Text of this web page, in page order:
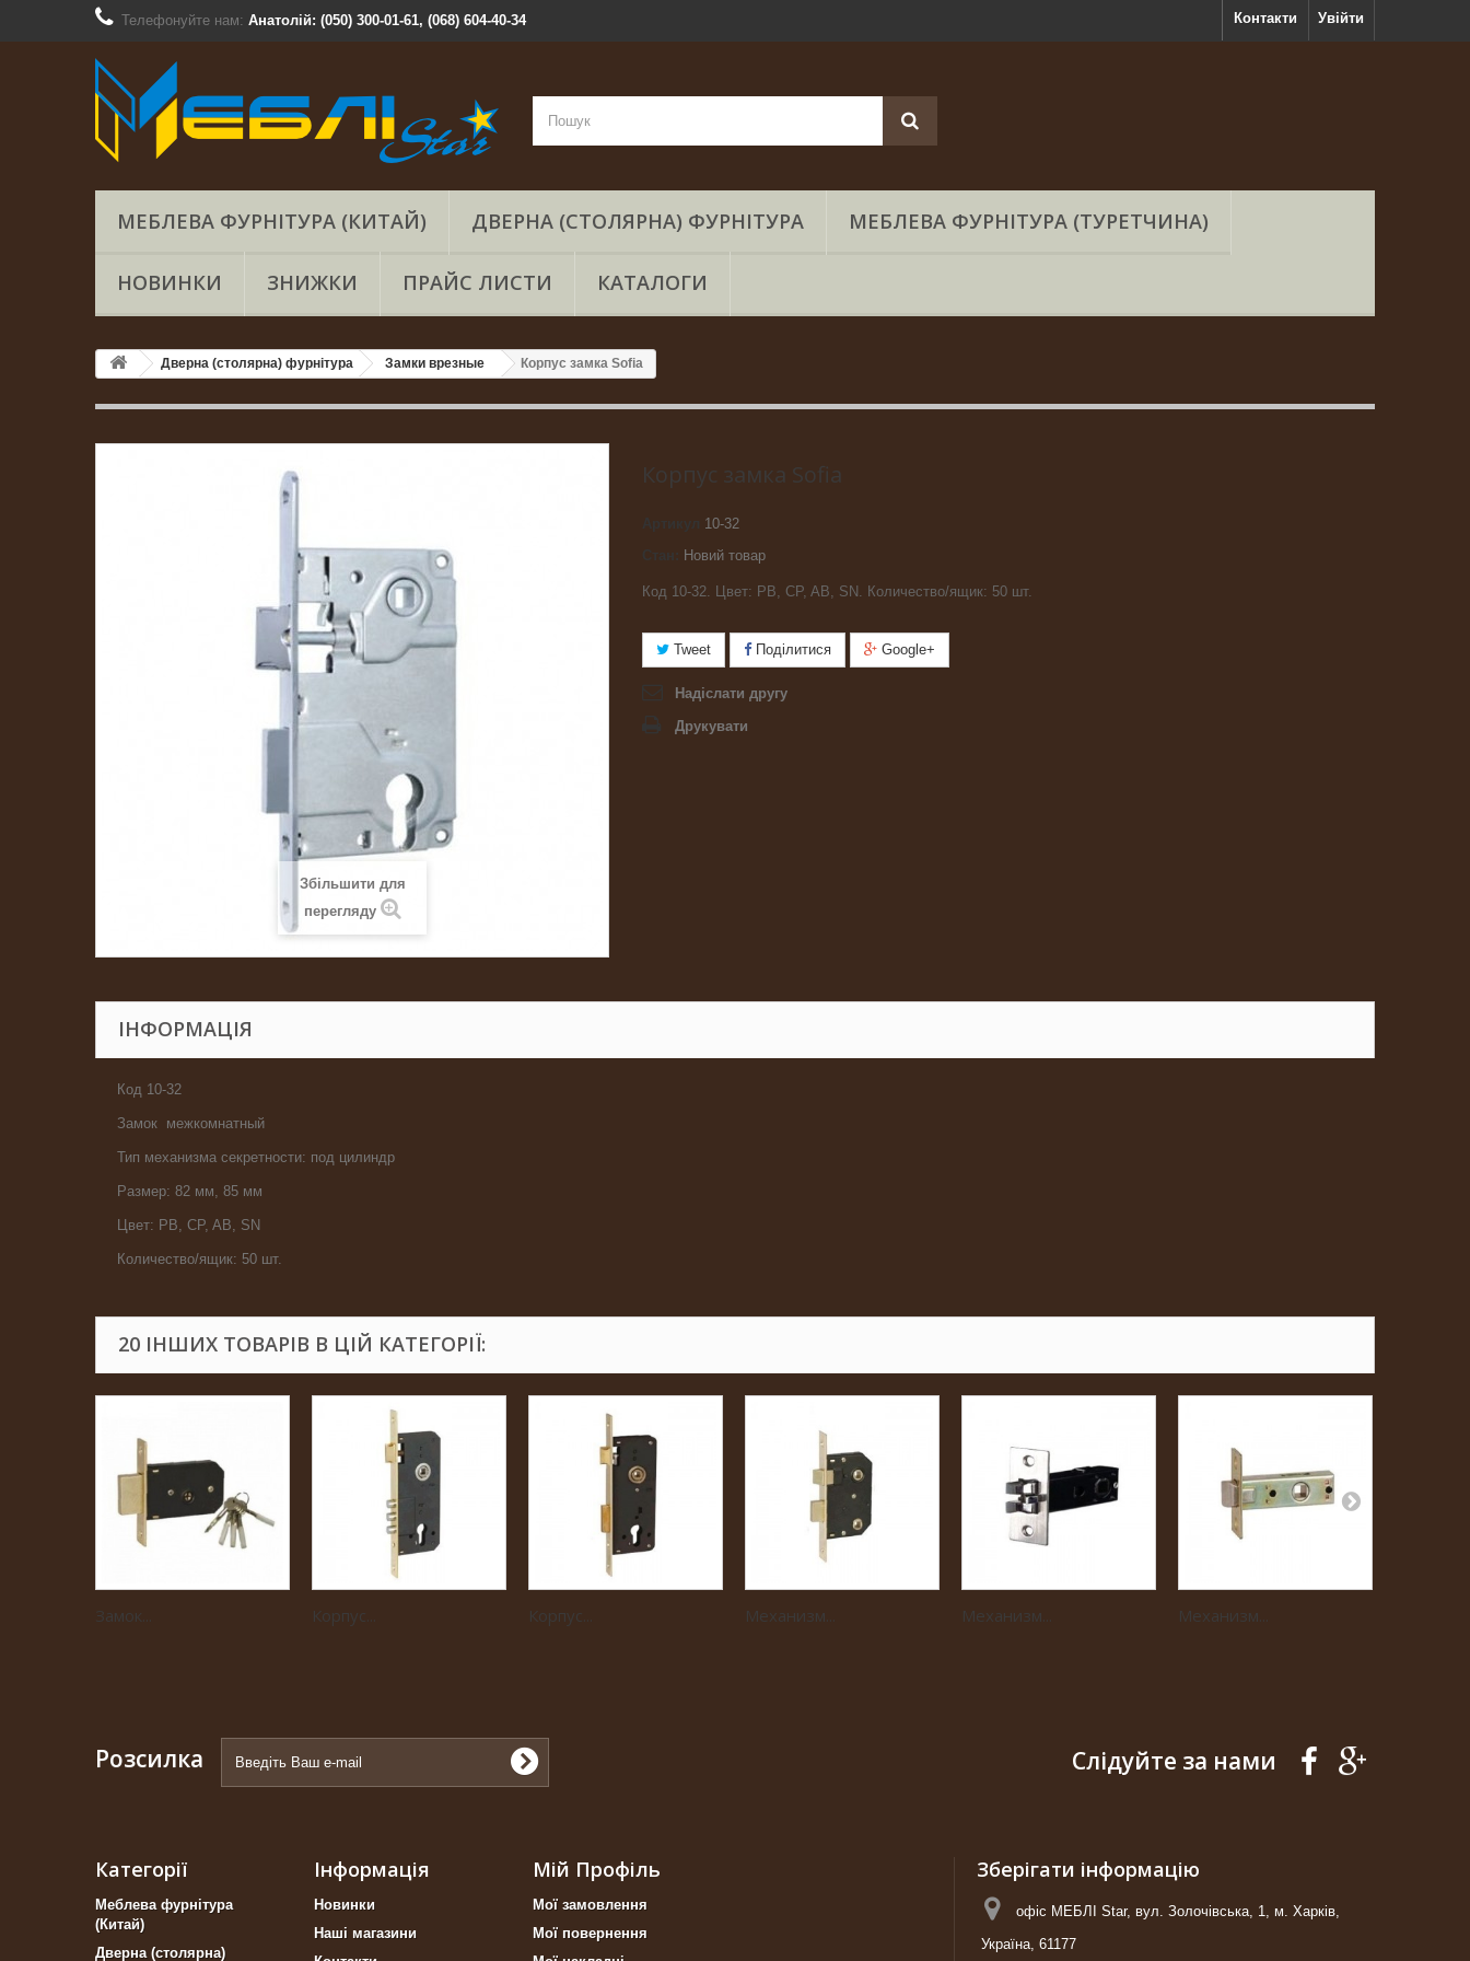
Увійти
Контакти
Телефонуйте нам: Анатолій: (050) 300-01-61, (068) 604-40-34
МЕБЛЕВА ФУРНІТУРА (КИТАЙ) ДВЕРНА (СТОЛЯРНА) ФУРНІТУРА МЕБЛЕВА ФУРНІТУРА (ТУРЕТЧИНА)
НОВИНКИ ЗНИЖКИ ПРАЙС ЛИСТИ КАТАЛОГИ
Дверна (столярна) фурнітура Замки врезные Корпус замка Sofia
Збільшити для
перегляду
Корпус замка Sofia
Артикул
10-32
Новий товар
Код 10-32. Цвет: PB, CP, AB, SN. Количество/ящик: 50 шт.
Tweet Поділитися Google+
Надіслати другу
Друкувати
ІНФОРМАЦІЯ
Код 10-32
Замок межкомнатный
Тип механизма секретности: под цилиндр
Размер: 82 мм, 85 мм
Цвет: PB, CP, AB, SN
Количество/ящик: 50 шт.
20 ІНШИХ ТОВАРІВ В ЦІЙ КАТЕГОРІЇ:
Замок... Корпус... Корпус... Механизм... Механизм... Механизм...
Розсилка Слідуйте за нами
Категорії
Меблева фурнітура
(Китай)
Дверна (столярна)
Інформація
Новинки
Наші магазини
Мій Профіль
Мої замовлення
Мої повернення
Зберігати інформацію
офіс МЕБЛІ Star, вул. Золочівська, 1, м. Харків,
Україна, 61177